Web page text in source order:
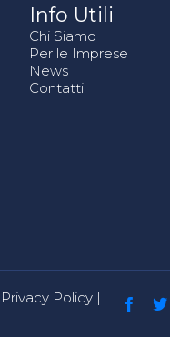
Info Utili
Chi Siamo
Per le Imprese
News
Contatti
Privacy Policy |